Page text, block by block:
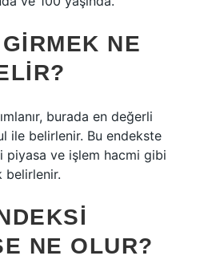
NE
burada en değerli
ile belirlenir. Bu endekste
piyasa ve işlem hacmi gibi
belirlenir.
NE OLUR?